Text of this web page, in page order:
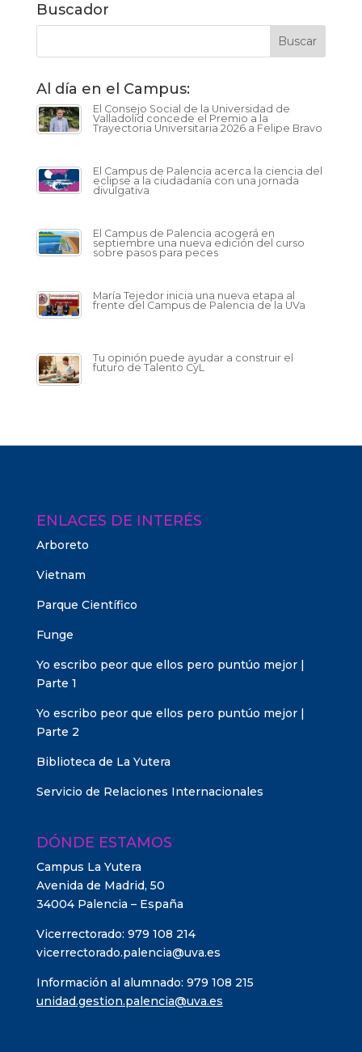
Buscador
Al día en el Campus:
El Consejo Social de la Universidad de
Valladolid concede el Premio a la
Trayectoria Universitaria 2026 a Felipe Bravo
El Campus de Palencia acerca la ciencia del
eclipse a la ciudadanía con una jornada
divulgativa
El Campus de Palencia acogerá en
septiembre una nueva edición del curso
sobre pasos para peces
María Tejedor inicia una nueva etapa al
frente del Campus de Palencia de la UVa
Tu opinión puede ayudar a construir el
futuro de Talento CyL
ENLACES DE INTERÉS
Arboreto
Vietnam
Parque Científico
Funge
Yo escribo peor que ellos pero puntúo mejor |
Parte 1
Yo escribo peor que ellos pero puntúo mejor |
Parte 2
Biblioteca de La Yutera
Servicio de Relaciones Internacionales
DÓNDE ESTAMOS
Campus La Yutera
Avenida de Madrid, 50
34004 Palencia – España
Vicerrectorado: 979 108 214
vicerrectorado.palencia@uva.es
Información al alumnado: 979 108 215
unidad.gestion.palencia@uva.es